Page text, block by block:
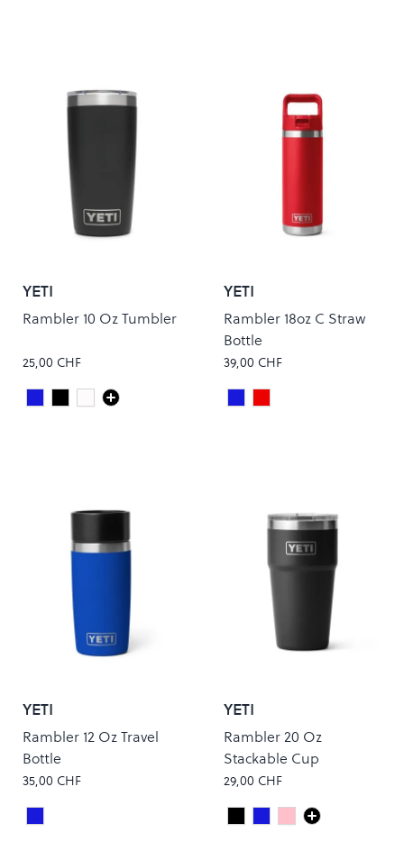
YETI
Rambler 10 Oz Tumbler
25,00 CHF
Colour
Royal Blue
BlackWhite
YETI
Rambler 18oz C Straw
Bottle
39,00 CHF
Colour
Royal Blue
RESCUE RED
YETI
Rambler 12 Oz Travel
Bottle
35,00 CHF
Colour
Royal Blue
YETI
Rambler 20 Oz
Stackable Cup
29,00 CHF
Colour
BlackRoyal Blue
Tropical Pink